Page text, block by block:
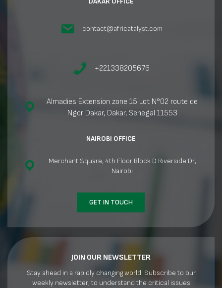
contact@africatalyst.com
+221338205676
Almadies Extension zone 15 Lot N°02 route de
Ngor Dakar, Dakar, Senegal 11553
NAIROBI OFFICE
Merchant Square, 4th Floor Block D Riverside Dr,
Nairobi
GET IN TOUCH
JOIN OUR NEWSLETTER
Stay ahead in a rapidly changing world. Subscribe to our
weekly newsletter, to understand the critical issues